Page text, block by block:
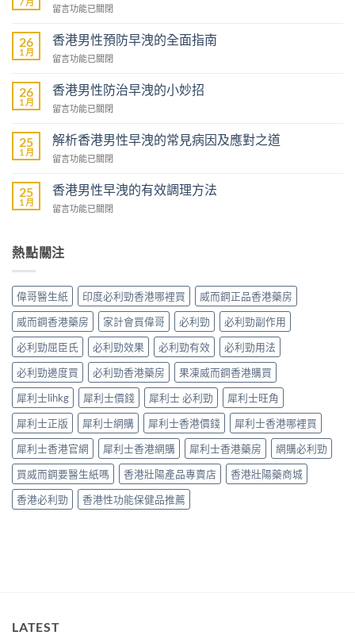
在
港
芒
果
陽
藥
商
–
專
壯
陽
產
物
中
留言功能已關閉
26
1 月
香港男性預防早洩的全面指南
在
港
男
性
防
早
洩
全
面
中
留言功能已關閉
26
1 月
香港男性防治早洩的小妙招
在
港
男
性
治
早
洩
妙
留言功能已關閉
25
1 月
解析香港男性早洩的常見病因及應對之道
在
析
香
港
早
常
見
病
因
及
應
對
之
道〉
中
留言功能已關閉
25
1 月
香港男性早洩的有效調理方法
在
男
性
洩
的
有
效
調
理
方
法〉
中
留言功能已關閉
熱點關注
偉哥醫生紙 印度必利勁香港哪裡買
威而鋼正品香港藥房
威而鋼香港藥房
家計會買偉哥 必利勁
必利勁副作用
必利勁屈臣氏
必利勁效果 必利勁有效
必利勁用法
必利勁邊度買
必利勁香港藥房
果凍威而鋼香港購買
犀利士lihkg
犀利士價錢 犀利士 必利勁
犀利士旺角
犀利士正版
犀利士網購 犀利士香港價錢
犀利士香港哪裡買
犀利士香港官網
犀利士香港網購 犀利士香港藥房
網購必利勁
買威而鋼要醫生紙嗎
香港壯陽產品專賣店
香港壯陽藥商城
香港必利勁
香港性功能保健品推薦
LATEST